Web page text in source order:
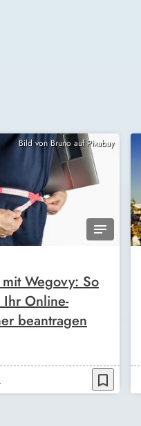
Bild von Bruno auf Pixabay
Wegovy: So
Online-
beantragen
bookmark_border